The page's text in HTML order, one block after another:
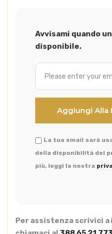
Avvisami quando
disponibile.
La tua email sarà
della disponibilità del
più, leggi la nostra
Per assistenza scrivici a